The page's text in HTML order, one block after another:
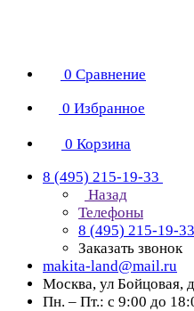
0 Сравнение
0 Избранное
0 Корзина
8 (495) 215-19-33
Назад
Телефоны
8 (495) 215-19-33
Заказать звонок
makita-land@mail.ru
Москва, ул Бойцовая,
Пн. – Пт.: с 9:00 до